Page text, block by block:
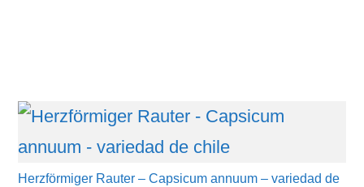
Herzförmiger Rauter – Capsicum annuum – variedad de